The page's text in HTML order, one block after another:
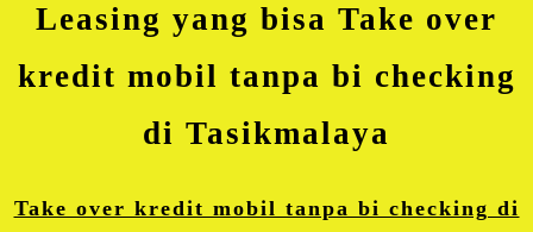
Leasing yang bisa Take over
kredit mobil tanpa bi checking
di Tasikmalaya
Take over kredit mobil tanpa bi checking di